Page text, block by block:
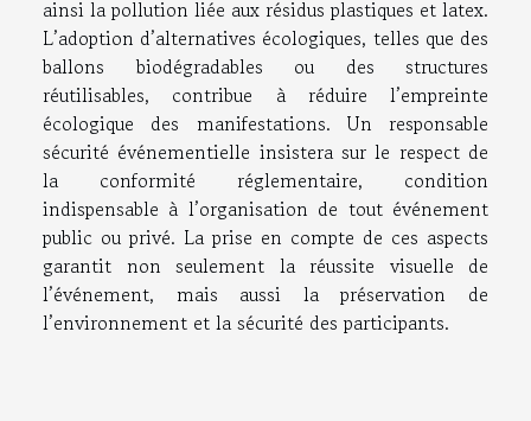
ainsi la pollution liée aux résidus plastiques et latex.
L’adoption d’alternatives écologiques, telles que des
ballons biodégradables ou des structures
réutilisables, contribue à réduire l’empreinte
écologique des manifestations. Un responsable
sécurité événementielle insistera sur le respect de
la conformité réglementaire, condition
indispensable à l’organisation de tout événement
public ou privé. La prise en compte de ces aspects
garantit non seulement la réussite visuelle de
l’événement, mais aussi la préservation de
l’environnement et la sécurité des participants.